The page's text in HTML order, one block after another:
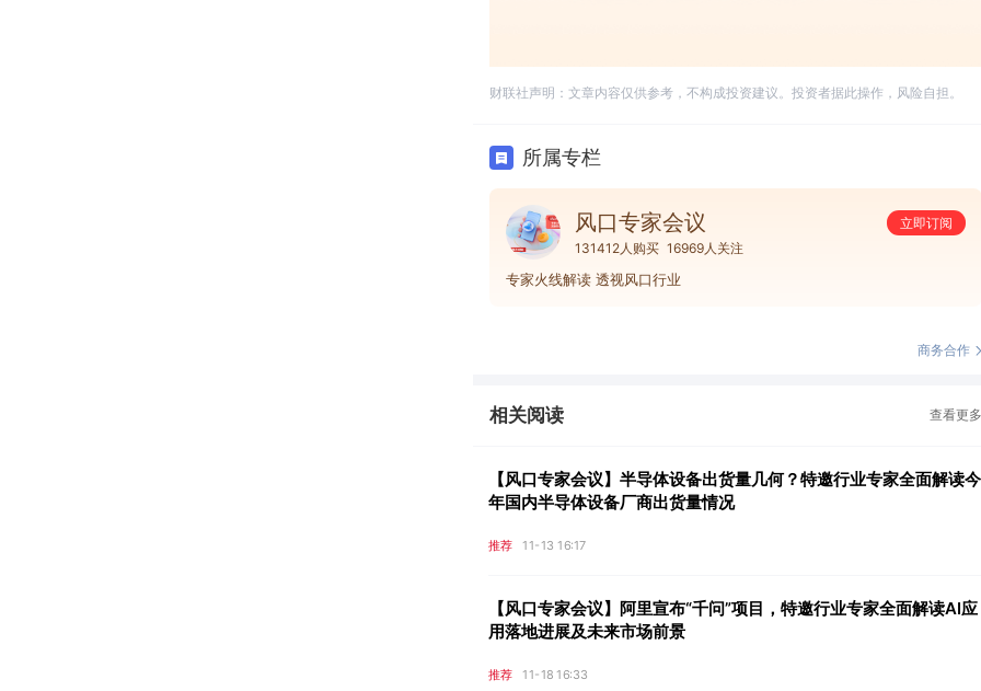
财联社声明：文章内容仅供参考，不构成投资建议。投资者据此操作，风险自担。
所属专栏
风口专家会议
立即订阅
131412人购买 16969人关注
专家火线解读 透视风口行业
商务合作
相关阅读 查看更多
【风口专家会议】半导体设备出货量几何？特邀行业专家全面解读今
年国内半导体设备厂商出货量情况
推荐 11-13 16:17
【风口专家会议】阿里宣布“千问”项目，特邀行业专家全面解读AI应
用落地进展及未来市场前景
推荐 11-18 16:33